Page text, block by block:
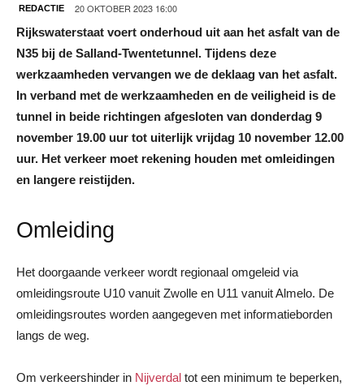
REDACTIE 20 OKTOBER 2023 16:00
Rijkswaterstaat voert onderhoud uit aan het asfalt van de
N35 bij de Salland-Twentetunnel. Tijdens deze
werkzaamheden vervangen we de deklaag van het asfalt.
In verband met de werkzaamheden en de veiligheid is de
tunnel in beide richtingen afgesloten van donderdag 9
november 19.00 uur tot uiterlijk vrijdag 10 november 12.00
uur. Het verkeer moet rekening houden met omleidingen
en langere reistijden.
Omleiding
Het doorgaande verkeer wordt regionaal omgeleid via
omleidingsroute U10 vanuit Zwolle en U11 vanuit Almelo. De
omleidingsroutes worden aangegeven met informatieborden
langs de weg.
Om verkeershinder in Nijverdal tot een minimum te beperken,